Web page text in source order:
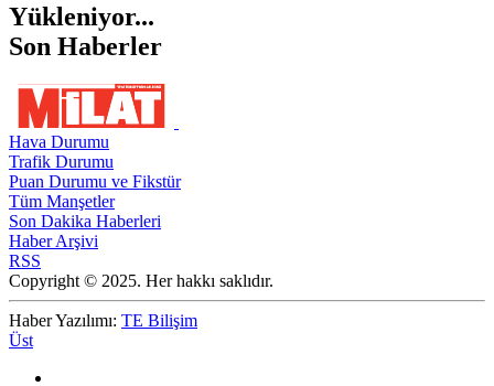
Yükleniyor...
Son Haberler
Hava Durumu
Trafik Durumu
Puan Durumu ve Fikstür
Tüm Manşetler
Son Dakika Haberleri
Haber Arşivi
RSS
Copyright © 2025. Her hakkı saklıdır.
Haber Yazılımı: TE Bilişim
Üst